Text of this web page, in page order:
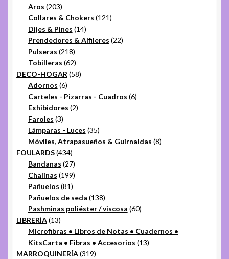
Aros 203203
productos
Collares & Chokers 121121
Dijes & Pines 1414
productos
Prendedores & Alfileres 2222
Pulseras 218218
productos
Tobilleras 6262
productos
DECO-HOGAR 5858
Adornos 66
productos
Carteles - Pizarras - Cuadros 66
Exhibidores 22
Faroles 33
productos
Lámparas - Luces 3535
productos
Móviles, Atrapasueños & Guirnaldas 88
FOULARDS 434434
productos
Bandanas 2727
productos
Chalinas 199199
productos
Pañuelos 8181
productos
Pañuelos de seda 138138
productos
Pashminas poliéster / viscosa 6060
LIBRERÍA 1313
productos
Microfibras • Libros de Notas • Cuadernos •
KitsCarta • Fibras • Accesorios 1313
MARROQUINERÍA 319319